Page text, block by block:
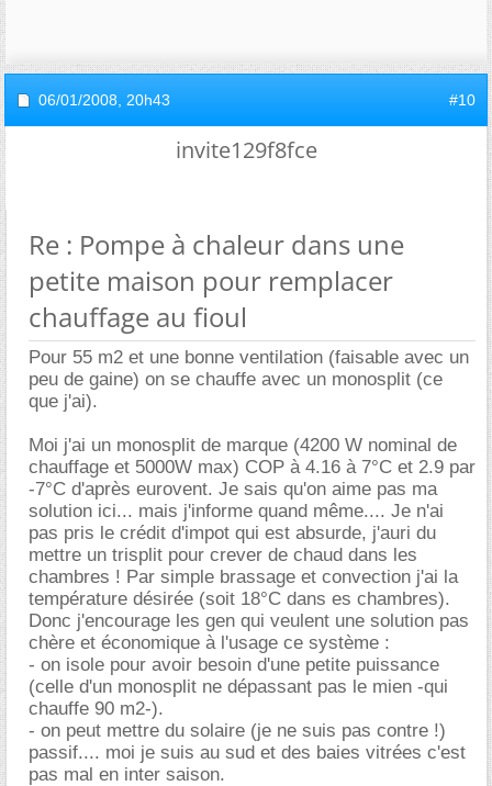
06/01/2008, 20h43 #10
invite129f8fce
Re : Pompe à chaleur dans une
petite maison pour remplacer
chauffage au fioul
Pour 55 m2 et une bonne ventilation (faisable avec un
peu de gaine) on se chauffe avec un monosplit (ce
que j'ai).
Moi j'ai un monosplit de marque (4200 W nominal de
chauffage et 5000W max) COP à 4.16 à 7°C et 2.9 par
-7°C d'après eurovent. Je sais qu'on aime pas ma
solution ici... mais j'informe quand même.... Je n'ai
pas pris le crédit d'impot qui est absurde, j'auri du
mettre un trisplit pour crever de chaud dans les
chambres ! Par simple brassage et convection j'ai la
température désirée (soit 18°C dans es chambres).
Donc j'encourage les gen qui veulent une solution pas
chère et économique à l'usage ce système :
- on isole pour avoir besoin d'une petite puissance
(celle d'un monosplit ne dépassant pas le mien -qui
chauffe 90 m2-).
- on peut mettre du solaire (je ne suis pas contre !)
passif.... moi je suis au sud et des baies vitrées c'est
pas mal en inter saison.